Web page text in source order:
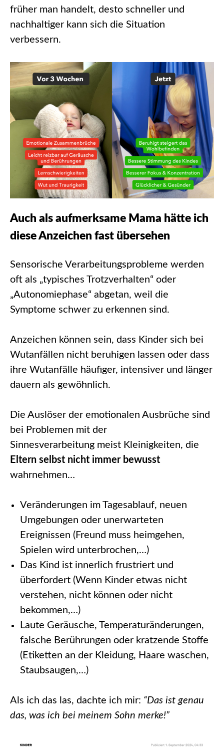
früher man handelt, desto schneller und
nachhaltiger kann sich die Situation
verbessern.
Auch als aufmerksame Mama hätte ich
diese Anzeichen fast übersehen
Sensorische Verarbeitungsprobleme werden
oft als „typisches Trotzverhalten“ oder
„Autonomiephase“ abgetan, weil die
Symptome schwer zu erkennen sind.
Anzeichen können sein, dass Kinder sich bei
Wutanfällen nicht beruhigen lassen oder dass
ihre Wutanfälle häufiger, intensiver und länger
dauern als gewöhnlich.
Die Auslöser der emotionalen Ausbrüche sind
bei Problemen mit der
Sinnesverarbeitung meist Kleinigkeiten, die
Eltern selbst nicht immer bewusst
wahrnehmen…
Veränderungen im Tagesablauf, neuen
Umgebungen oder unerwarteten
Ereignissen (Freund muss heimgehen,
Spielen wird unterbrochen,…)
Das Kind ist innerlich frustriert und
überfordert (Wenn Kinder etwas nicht
verstehen, nicht können oder nicht
bekommen,…)
Laute Geräusche, Temperaturänderungen,
falsche Berührungen oder kratzende Stoffe
(Etiketten an der Kleidung, Haare waschen,
Staubsaugen,…)
Als ich das las, dachte ich mir: “Das ist genau
das, was ich bei meinem Sohn merke!”